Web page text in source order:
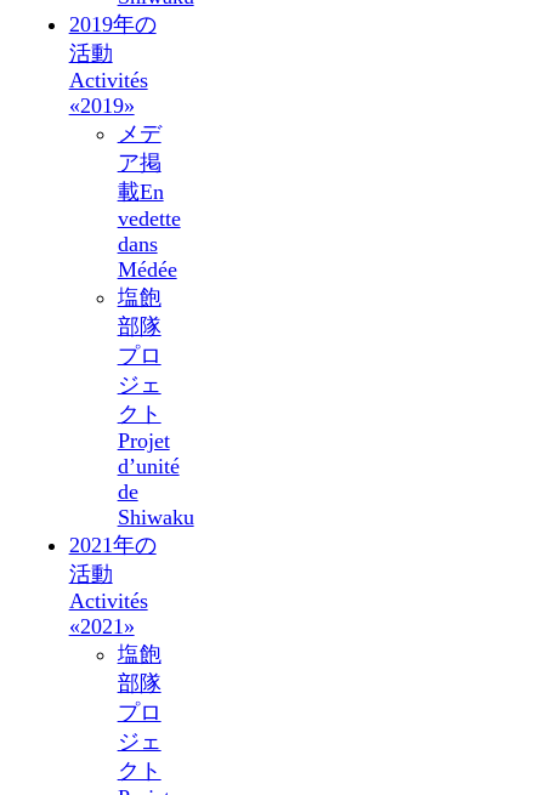
2019年の
活動
Activités
«2019»
メデ
ア掲
載En
vedette
dans
Médée
塩飽
部隊
プロ
ジェ
クト
Projet
d’unité
de
Shiwaku
2021年の
活動
Activités
«2021»
塩飽
部隊
プロ
ジェ
クト